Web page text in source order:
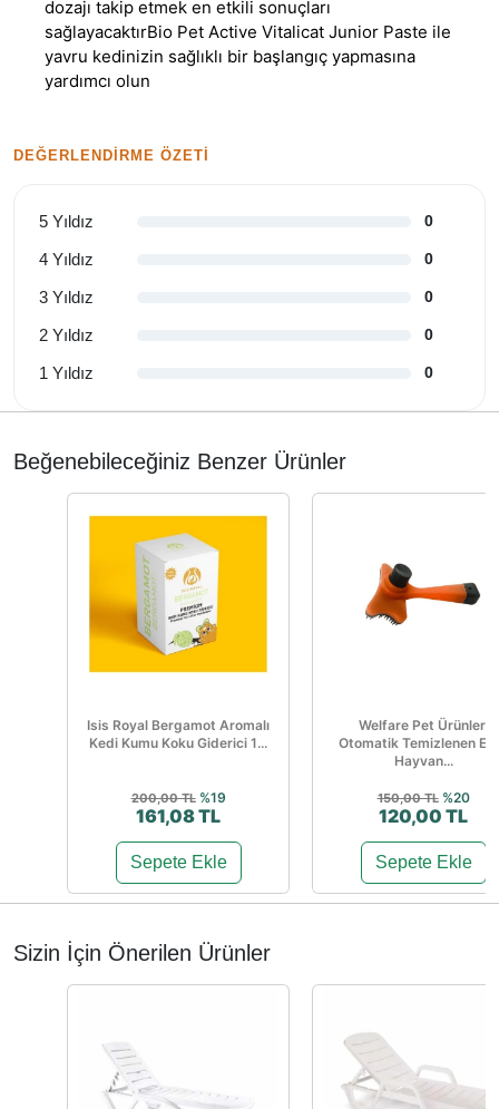
dozajı takip etmek en etkili sonuçları
sağlayacaktırBio Pet Active Vitalicat Junior Paste ile
yavru kedinizin sağlıklı bir başlangıç yapmasına
yardımcı olun
DEĞERLENDIRME ÖZETI
5 Yıldız 0
4 Yıldız 0
3 Yıldız 0
2 Yıldız 0
1 Yıldız 0
Beğenebileceğiniz Benzer Ürünler
Isis Royal Bergamot Aromalı
Kedi Kumu Koku Giderici 1...
200,00 TL %19
161,08 TL
Sepete Ekle
Welfare Pet Ürünleri
Otomatik Temizlenen
Hayvan...
150,00 TL %20
120,00 TL
Sepete Ekle
Sizin İçin Önerilen Ürünler